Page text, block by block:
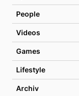
People
Videos
Games
Lifestyle
Archiv